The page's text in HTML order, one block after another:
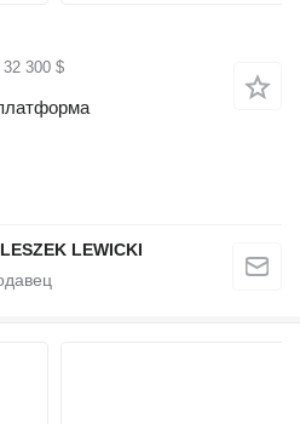
32 300 $
LEWICKI